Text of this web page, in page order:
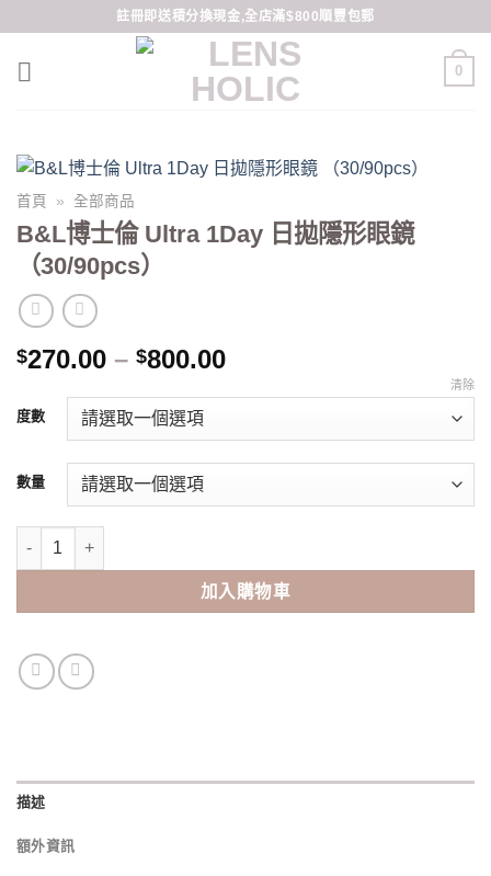
content
註冊即送積分換現金,全店滿$800順豐包郵
0
首頁 » 全部商品
B&L博士倫 Ultra 1Day 日拋隱形眼鏡
（30/90pcs）
$270.00 – $800.00Price
through
$800.00
度數
數量
清除
B&L博士倫 Ultra 1Day 日拋隱形眼鏡 （30/90pcs） 數量
加入購物車
描述
額外資訊